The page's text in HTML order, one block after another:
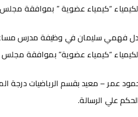
“كيمياء عضوية ” بموافقة مجلس الجامعة
فهمي سليمان في وظيفة مدرس
“كيمياء عضوية” بموافقة مجلس الجامعة
عمر – معيد بقسم الرياضيات درجة
علي الرسالة.